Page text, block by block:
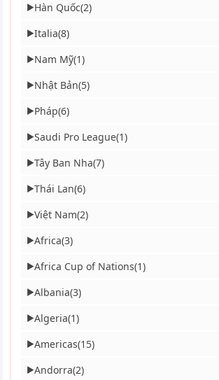
▶Hàn Quốc(2)
▶Italia(8)
▶Nam Mỹ(1)
▶Nhật Bản(5)
▶Pháp(6)
▶Saudi Pro League(1)
▶Tây Ban Nha(7)
▶Thái Lan(6)
▶Việt Nam(2)
▶Africa(3)
▶Africa Cup of Nations(1)
▶Albania(3)
▶Algeria(1)
▶Americas(15)
▶Andorra(2)